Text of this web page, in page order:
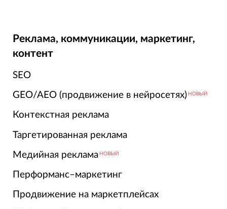
Реклама, коммуникации, маркетинг,
контент
SEO
GEO/AEO (продвижение в нейросетях) НОВЫЙ
Контекстная реклама
Таргетированная реклама
Медийная реклама НОВЫЙ
Перформанс–маркетинг
Продвижение на маркетплейсах